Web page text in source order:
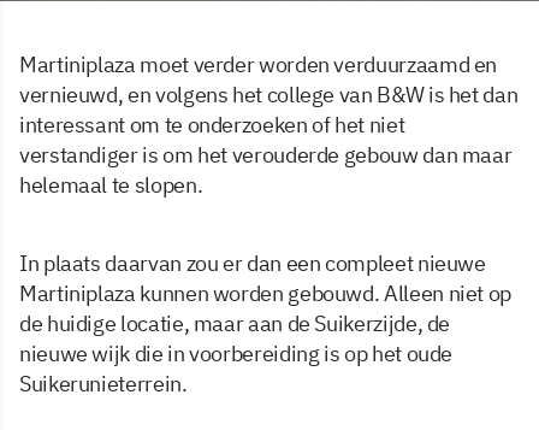
Martiniplaza moet verder worden verduurzaamd en
vernieuwd, en volgens het college van B&W is het dan
interessant om te onderzoeken of het niet
verstandiger is om het verouderde gebouw dan maar
helemaal te slopen.
In plaats daarvan zou er dan een compleet nieuwe
Martiniplaza kunnen worden gebouwd. Alleen niet op
de huidige locatie, maar aan de Suikerzijde, de
nieuwe wijk die in voorbereiding is op het oude
Suikerunieterrein.